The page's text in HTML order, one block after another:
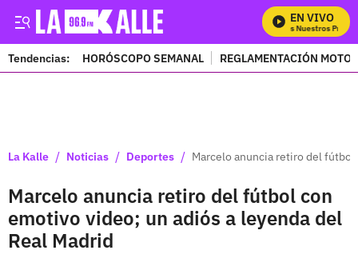
EN VIVO
Mira Todos Nuestros
Tendencias: HORÓSCOPO SEMANAL REGLAMENTACIÓN
La Kalle / Noticias / Deportes / Marcelo anuncia retiro del
Marcelo anuncia retiro del fútbol con
emotivo video; un adiós a leyenda del
Real Madrid